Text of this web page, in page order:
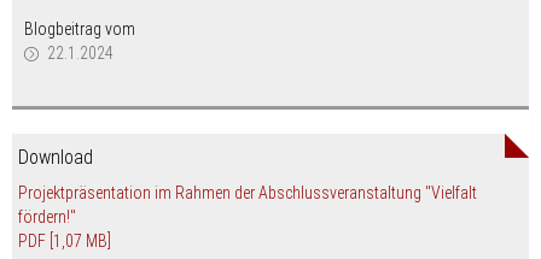
Blogbeitrag vom
22.1.2024
Download
Projektpräsentation im Rahmen der Abschlussveranstaltung "Vielfalt
fördern!"
PDF [1,07 MB]